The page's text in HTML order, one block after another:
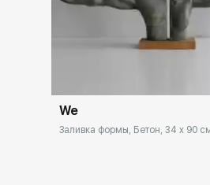
We
Заливка формы, Бетон, 34 x 90